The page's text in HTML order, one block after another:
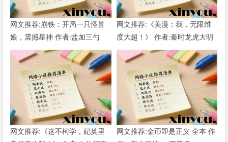
网文推荐:崩铁：开局一只怪兽
娘，震撼星神 作者:盐加三勺
（1-218）TXT下载
网文推荐:《美漫：我，无限维
度大超！》 作者:秦时龙虎大明
1-802章 TXT下载
网文推荐:《这不柯学，妃英里
网文推荐:金币即是正义 全本 作